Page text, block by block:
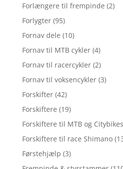
Forlængere til frempinde (2)
Forlygter (95)
Fornav dele (10)
Fornav til MTB cykler (4)
Fornav til racercykler (2)
Fornav til voksencykler (3)
Forskifter (42)
Forskiftere (19)
Forskiftere til MTB og
Forskiftere til race Shimano
Førstehjælp (3)